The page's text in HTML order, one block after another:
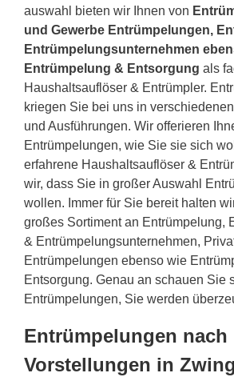
auswahl bieten wir Ihnen von
und Gewerbe Entrümpelungen,
Entrümpelungsunternehmen
Entrümpelung & Entsorgung als
Haushaltsauflöser & Entrümpler.
kriegen Sie bei uns in
und Ausführungen. Wir offerieren
Entrümpelungen, wie Sie sie sich
erfahrene Haushaltsauflöser &
wir, dass Sie in großer Auswahl
wollen. Immer für Sie bereit halten
großes Sortiment an Entrümpelung,
& Entrümpelungsunternehmen,
Entrümpelungen ebenso wie
Entsorgung. Genau an schauen Sie
Entrümpelungen, Sie werden
Entrümpelungen nach
Vorstellungen in